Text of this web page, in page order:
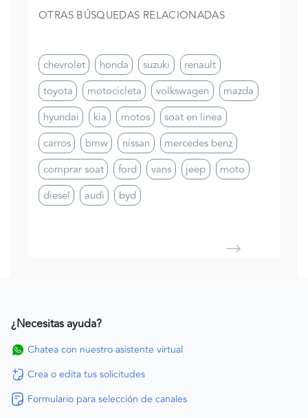
OTRAS BÚSQUEDAS RELACIONADAS
chevrolet honda suzuki
renault
toyota
motocicleta volkswagen
mazda
hyundai
kia motos
soat en linea
carros
bmw nissan
mercedes benz
comprar soat
ford vans jeep
moto
diesel
audi byd
¿Necesitas ayuda?
Chatea con nuestro asistente virtual
Crea o edita tus solicitudes
Formulario para selección de canales